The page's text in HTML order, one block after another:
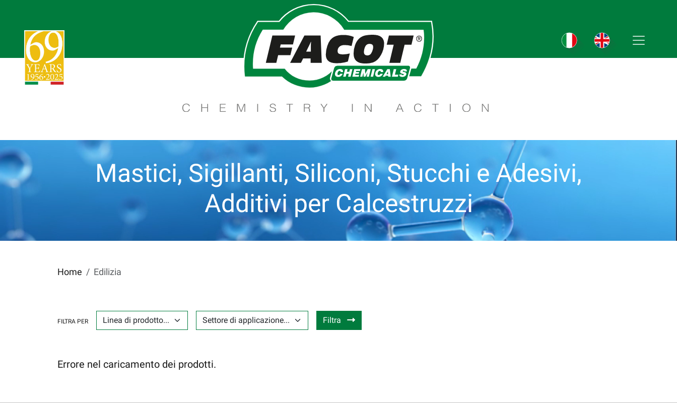
Mastici, Sigillanti, Siliconi, Stucchi e Adesivi,
Additivi per Calcestruzzi
Home Edilizia
FILTRA PER Filtra
Errore nel caricamento dei prodotti.